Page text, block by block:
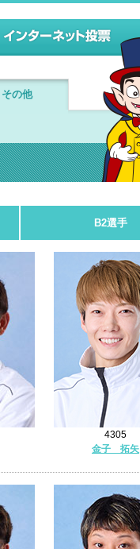
その他
B2選手
4305
金子 拓矢